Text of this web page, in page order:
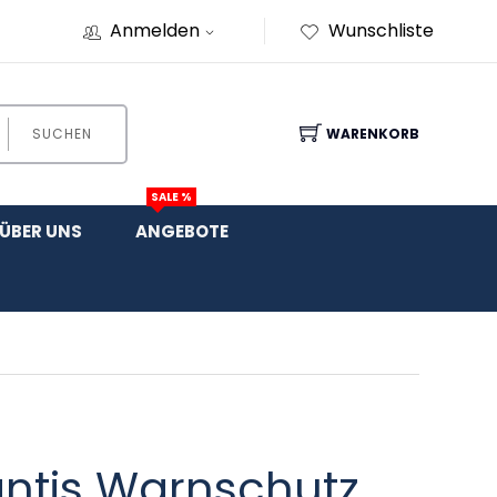
Anmelden Wunschliste
SUCHEN WARENKORB
UNS ANGEBOTE
SALE %